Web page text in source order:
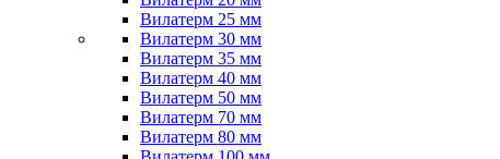
Вилатерм 25 мм
Вилатерм 30 мм
Вилатерм 35 мм
Вилатерм 40 мм
Вилатерм 50 мм
Вилатерм 70 мм
Вилатерм 80 мм